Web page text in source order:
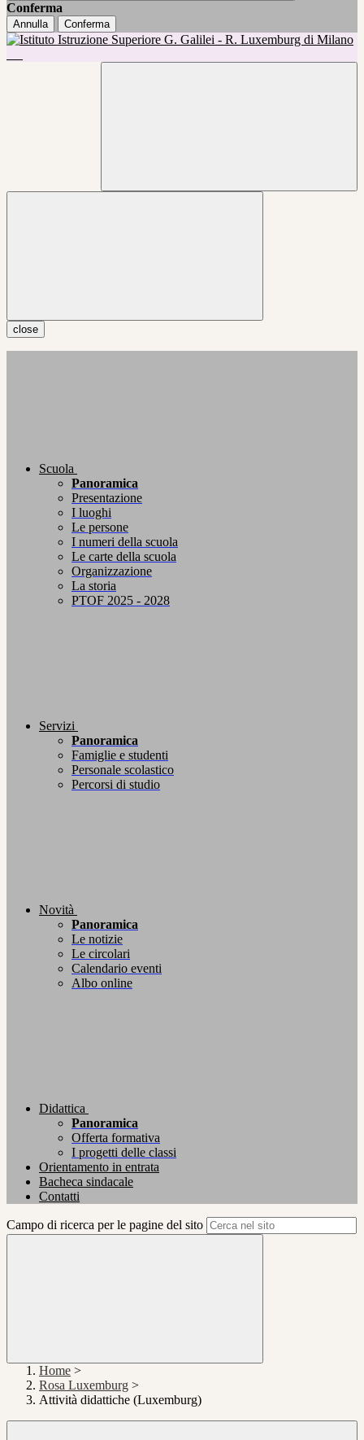
Conferma
Annulla Conferma
close
Scuola
Panoramica
Presentazione
I luoghi
Le persone
I numeri della scuola
Le carte della scuola
Organizzazione
La storia
PTOF 2025 - 2028
Servizi
Panoramica
Famiglie e studenti
Personale scolastico
Percorsi di studio
Novità
Panoramica
Le notizie
Le circolari
Calendario eventi
Albo online
Didattica
Panoramica
Offerta formativa
I progetti delle classi
Orientamento in entrata
Bacheca sindacale
Contatti
Campo di ricerca per le pagine del sito
Home >
Rosa Luxemburg >
Attività didattiche (Luxemburg)